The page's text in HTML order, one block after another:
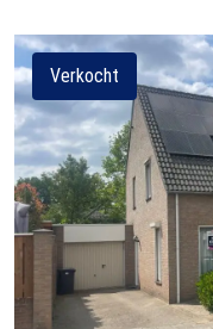
Verkocht